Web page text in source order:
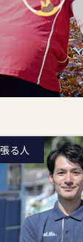
る人